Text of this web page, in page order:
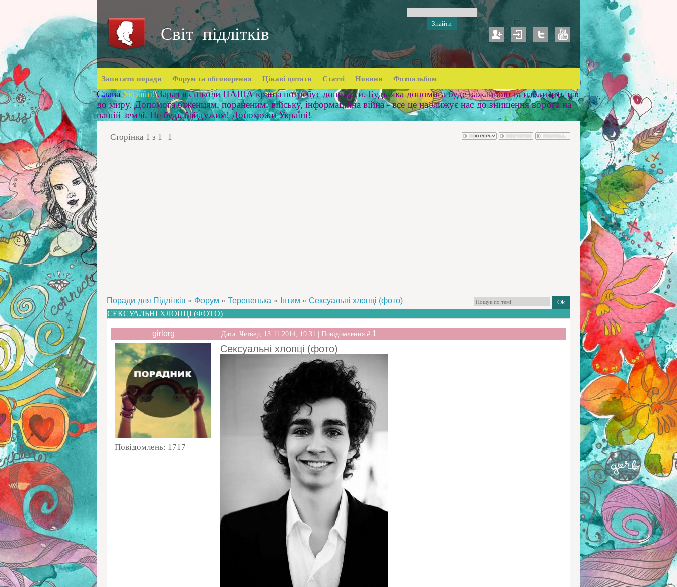
Світ підлітків
Запитати поради Форум та обговорення Цікаві цитати Статті Новини Фотоальбом
Слава Україні! Зараз як ніколи НАША країна потребує допомоги. Будь-яка допомога буде важливою та наблизить нас
до миру. Допомога біженцям, пораненим, війську, інформаційна війна - все це наближує нас до знищення ворога на
нашій землі. Не будь байдужим! Допоможи Україні!
Сторінка 1 з 1 1
Поради для Підлітків » Форум » Теревенька » Інтим » Сексуальні хлопці (фото)
СЕКСУАЛЬНІ ХЛОПЦІ (ФОТО)
girlorg Дата: Четвер, 13.11.2014, 19:31 | Повідомлення # 1
Повідомлень: 1717
Сексуальні хлопці (фото)